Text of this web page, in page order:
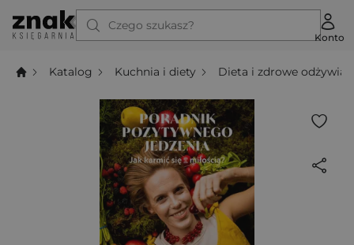
Czego szukasz?
Konto
Katalog Kuchnia i diety Dieta i zdrowe